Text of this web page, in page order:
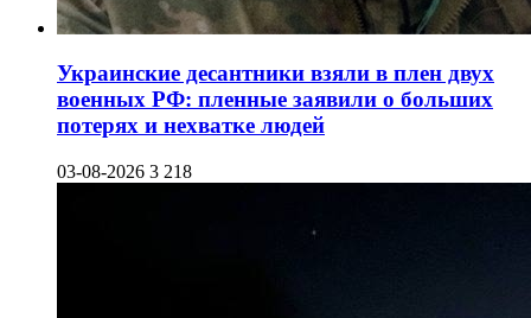
Украинские десантники взяли в плен двух
военных РФ: пленные заявили о больших
потерях и нехватке людей
03-08-2026 3 218